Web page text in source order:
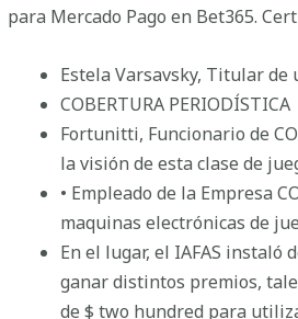
para Mercado Pago en Bet365.
Estela Varsavsky, Titular de
COBERTURA PERIODÍSTICA
Fortunitti, Funcionario de
la visión de esta clase de
• Empleado de la Empresa
maquinas electrónicas de
En el lugar, el IAFAS
ganar distintos premios,
de $ two hundred para